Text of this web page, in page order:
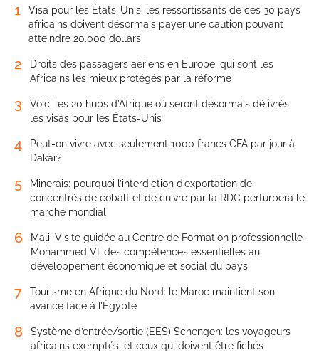
1
Visa pour les États-Unis: les ressortissants de ces 30 pays
africains doivent désormais payer une caution pouvant
atteindre 20.000 dollars
2
Droits des passagers aériens en Europe: qui sont les
Africains les mieux protégés par la réforme
3
Voici les 20 hubs d’Afrique où seront désormais délivrés
les visas pour les États-Unis
4
Peut-on vivre avec seulement 1000 francs CFA par jour à
Dakar?
5
Minerais: pourquoi l’interdiction d’exportation de
concentrés de cobalt et de cuivre par la RDC perturbera le
marché mondial
6
Mali. Visite guidée au Centre de Formation professionnelle
Mohammed VI: des compétences essentielles au
développement économique et social du pays
7
Tourisme en Afrique du Nord: le Maroc maintient son
avance face à l’Égypte
8
Système d’entrée/sortie (EES) Schengen: les voyageurs
africains exemptés, et ceux qui doivent être fichés